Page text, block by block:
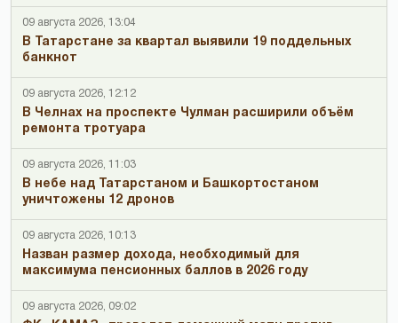
09 августа 2026, 13:04
В Татарстане за квартал выявили 19 поддельных
банкнот
09 августа 2026, 12:12
В Челнах на проспекте Чулман расширили объём
ремонта тротуара
09 августа 2026, 11:03
В небе над Татарстаном и Башкортостаном
уничтожены 12 дронов
09 августа 2026, 10:13
Назван размер дохода, необходимый для
максимума пенсионных баллов в 2026 году
09 августа 2026, 09:02